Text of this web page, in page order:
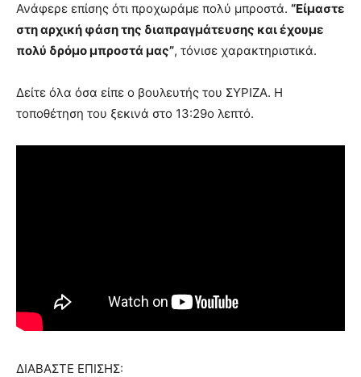
Ανάφερε επίσης ότι προχωράμε πολύ μπροστά. “Είμαστε
στη αρχική φάση της διαπραγμάτευσης και έχουμε
πολύ δρόμο μπροστά μας”, τόνισε χαρακτηριστικά.
Δείτε όλα όσα είπε ο βουλευτής του ΣΥΡΙΖΑ. Η
τοποθέτηση του ξεκινά στο 13:29ο λεπτό.
ΔΙΑΒΑΣΤΕ ΕΠΙΣΗΣ: